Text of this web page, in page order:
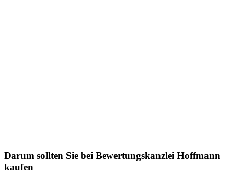
Darum sollten Sie bei Bewertungskanzlei Hoffmann
kaufen